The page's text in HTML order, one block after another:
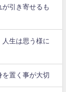
引き寄せるも
生は思う様に
置く事が大切